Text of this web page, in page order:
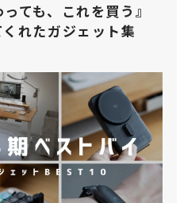
ても、これを買う』
れたガジェット集